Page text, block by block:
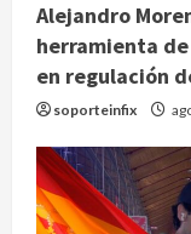
Alejandro
herramienta
en regulación
soporteinfix